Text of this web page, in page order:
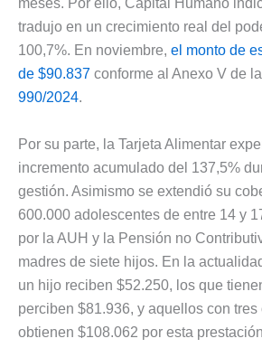
meses. Por ello, Capital Humano
tradujo en un crecimiento real del
100,7%. En noviembre, el monto de
de $90.837 conforme al Anexo V de la
990/2024.
Por su parte, la Tarjeta Alimentar
incremento acumulado del 137,5%
gestión. Asimismo se extendió su
600.000 adolescentes de entre 14 y
por la AUH y la Pensión no
madres de siete hijos. En la
un hijo reciben $52.250, los que
perciben $81.936, y aquellos con tres
obtienen $108.062 por esta